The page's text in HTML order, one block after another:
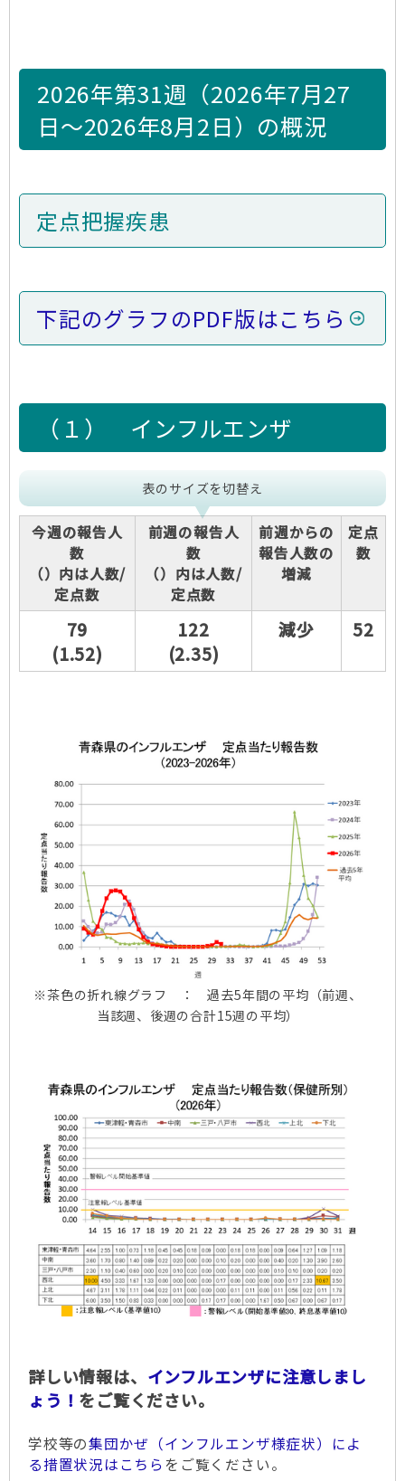
2026年第31週（2026年7月27
日～2026年8月2日）の概況
定点把握疾患
下記のグラフのPDF版はこちら
（１） インフルエンザ
表のサイズを切替え
今週の報告人
数
（）内は人数/
定点数
前週の報告人
数
（）内は人数/
定点数
前週からの
報告人数の
増減
定点
数
79
(1.52)
122
(2.35)
減少 52
※茶色の折れ線グラフ ： 過去5年間の平均（前週、
当該週、後週の合計15週の平均）
詳しい情報は、 インフルエンザに注意しまし
ょう！ をご覧ください。
学校等の集団かぜ（インフルエンザ様症状）によ
る措置状況はこちら をご覧ください。